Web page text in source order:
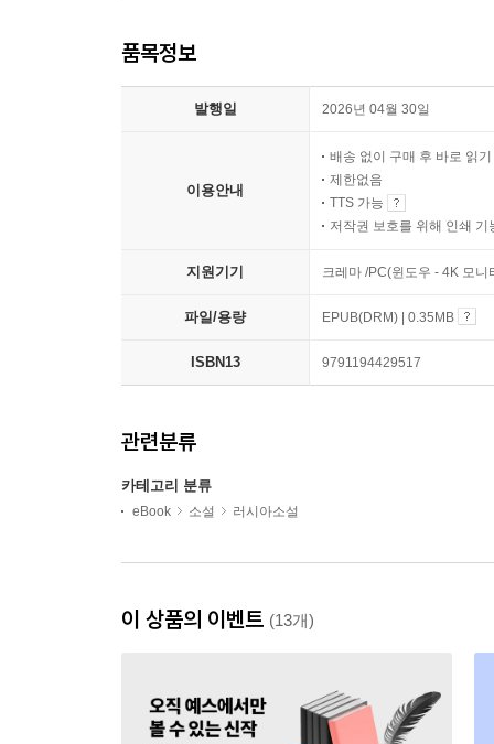
품목정보
발행일 2026년 04월 30일
이용안내
배송 없이 구매 후 바로 읽기
제한없음
TTS 가능
저작권 보호를 위해 인쇄 기
지원기기 크레마 /PC(윈도우 - 4K 모
파일/용량 EPUB(DRM) | 0.35MB
ISBN13 9791194429517
관련분류
카테고리 분류
eBook 소설 러시아소설
이 상품의 이벤트 (13개)